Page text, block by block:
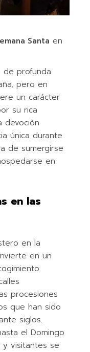
Santa en
de profunda
pero en
un carácter
su rica
devoción
única durante
de sumergirse
en
en las
en la
en un
procesiones
que han sido
siglos.
el Domingo
y visitantes se